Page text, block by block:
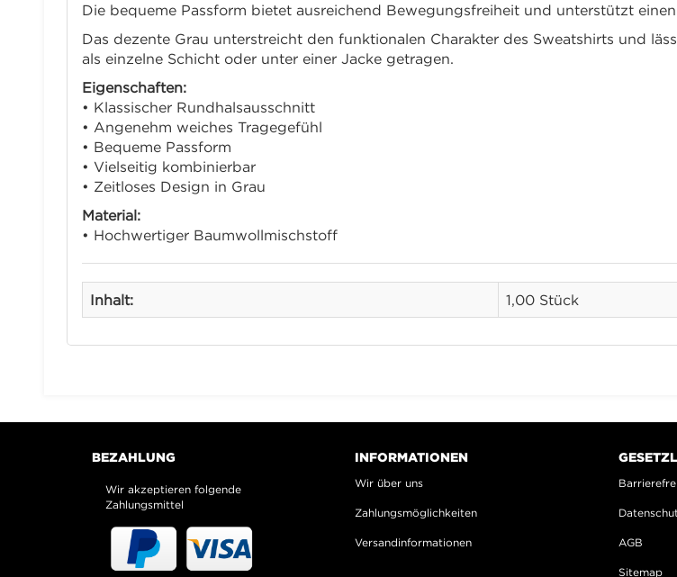
Die bequeme Passform bietet ausreichend Bewegungsfreiheit und unterstützt
Das dezente Grau unterstreicht den funktionalen Charakter des Sweatshirts und
als einzelne Schicht oder unter einer Jacke getragen.
Eigenschaften:
• Klassischer Rundhalsausschnitt
• Angenehm weiches Tragegefühl
• Bequeme Passform
• Vielseitig kombinierbar
• Zeitloses Design in Grau
Material:
• Hochwertiger Baumwollmischstoff
Inhalt: 1,00 Stück
BEZAHLUNG
Wir akzeptieren folgende
Zahlungsmittel
INFORMATIONEN
Wir über uns
Zahlungsmöglichkeiten
Versandinformationen AGB
Sitemap